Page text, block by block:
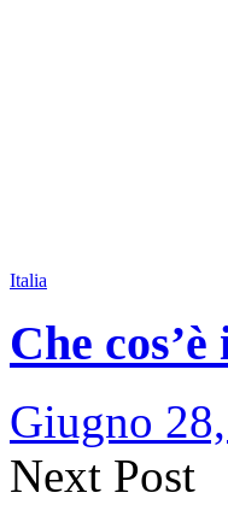
Italia
Che
Giugno
Next Post